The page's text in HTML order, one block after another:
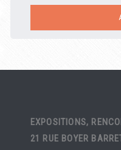
EXPOSITIONS,
21 RUE BOYER